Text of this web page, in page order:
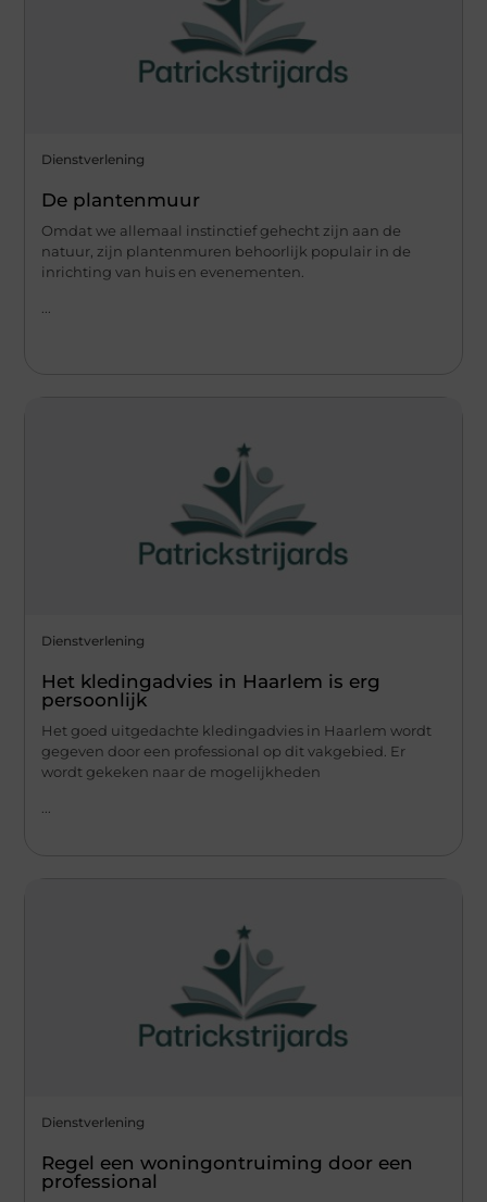
Dienstverlening
De plantenmuur
Omdat we allemaal instinctief gehecht zijn aan de
natuur, zijn plantenmuren behoorlijk populair in de
inrichting van huis en evenementen.
Dienstverlening
Het kledingadvies in Haarlem is erg
persoonlijk
Het goed uitgedachte kledingadvies in Haarlem wordt
gegeven door een professional op dit vakgebied. Er
wordt gekeken naar de mogelijkheden
...
Dienstverlening
Regel een woningontruiming door een
professional